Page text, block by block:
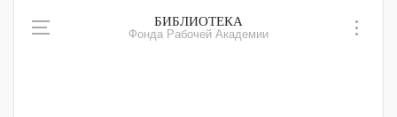
БИБЛИОТЕКА
Фонда Рабочей Академии